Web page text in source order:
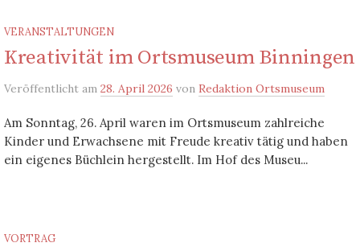
VERANSTALTUNGEN
Kreativität im Ortsmuseum Binningen
Veröffentlicht am 28. April 2026 von Redaktion Ortsmuseum
Am Sonntag, 26. April waren im Ortsmuseum zahlreiche
Kinder und Erwachsene mit Freude kreativ tätig und haben
ein eigenes Büchlein hergestellt. Im Hof des Museu...
VORTRAG